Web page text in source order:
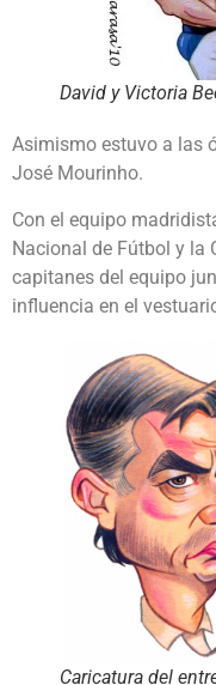
David y Victoria
Asimismo estuvo a las
José Mourinho.
Con el equipo
Nacional de Fútbol y la
capitanes del equipo
influencia en el
Caricatura del